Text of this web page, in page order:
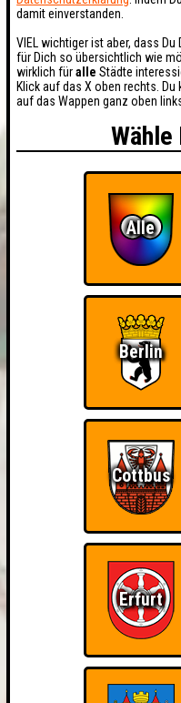
damit einverstanden.
VIEL wichtiger ist aber, dass
für Dich so übersichtlich wie
wirklich füralle Städte
Klick auf das X oben rechts.
auf das Wappen ganz oben
Wähle
Alle
Berlin
Cottbus
Erfurt